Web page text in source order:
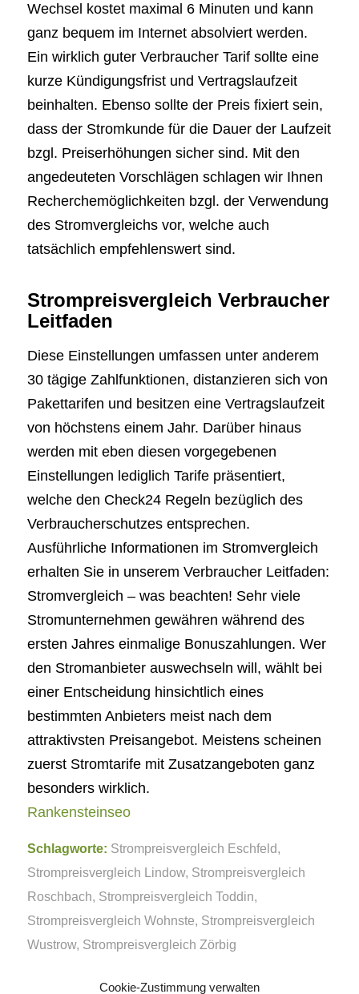
Cookie-Zustimmung verwalten
Wechsel kostet maximal 6 Minuten und kann
ganz bequem im Internet absolviert werden.
Ein wirklich guter Verbraucher Tarif sollte eine
kurze Kündigungsfrist und Vertragslaufzeit
beinhalten. Ebenso sollte der Preis fixiert sein,
dass der Stromkunde für die Dauer der Laufzeit
bzgl. Preiserhöhungen sicher sind. Mit den
angedeuteten Vorschlägen schlagen wir Ihnen
Recherchemöglichkeiten bzgl. der Verwendung
des Stromvergleichs vor, welche auch
tatsächlich empfehlenswert sind.
Strompreisvergleich Verbraucher
Leitfaden
Diese Einstellungen umfassen unter anderem
30 tägige Zahlfunktionen, distanzieren sich von
Pakettarifen und besitzen eine Vertragslaufzeit
von höchstens einem Jahr. Darüber hinaus
werden mit eben diesen vorgegebenen
Einstellungen lediglich Tarife präsentiert,
welche den Check24 Regeln bezüglich des
Verbraucherschutzes entsprechen.
Ausführliche Informationen im Stromvergleich
erhalten Sie in unserem Verbraucher Leitfaden:
Stromvergleich – was beachten! Sehr viele
Stromunternehmen gewähren während des
ersten Jahres einmalige Bonuszahlungen. Wer
den Stromanbieter auswechseln will, wählt bei
einer Entscheidung hinsichtlich eines
bestimmten Anbieters meist nach dem
attraktivsten Preisangebot. Meistens scheinen
zuerst Stromtarife mit Zusatzangeboten ganz
besonders wirklich.
Rankensteinseo
Schlagworte: Strompreisvergleich Eschfeld,
Strompreisvergleich Lindow, Strompreisvergleich
Roschbach, Strompreisvergleich Toddin,
Strompreisvergleich Wohnste, Strompreisvergleich
Wustrow, Strompreisvergleich Zörbig